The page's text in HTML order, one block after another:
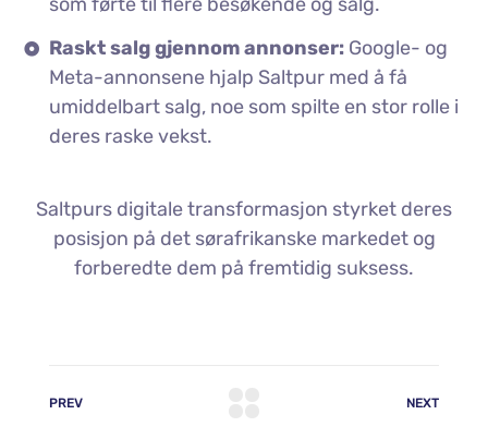
Raskt salg gjennom annonser: Google- og
Meta-annonsene hjalp Saltpur med å få
umiddelbart salg, noe som spilte en stor rolle i
deres raske vekst.
Saltpurs digitale transformasjon styrket deres
posisjon på det sørafrikanske markedet og
forberedte dem på fremtidig suksess.
PREV NEXT